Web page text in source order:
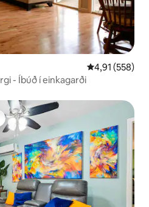
4,91 af 5 í
4,91 (558)
- Íbúð í einkagarði